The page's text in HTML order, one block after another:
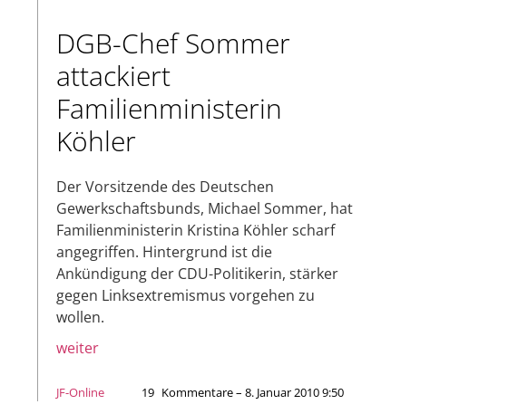
DGB-Chef Sommer
attackiert
Familienministerin
Köhler
Der Vorsitzende des Deutschen
Gewerkschaftsbunds, Michael Sommer, hat
Familienministerin Kristina Köhler scharf
angegriffen. Hintergrund ist die
Ankündigung der CDU-Politikerin, stärker
gegen Linksextremismus vorgehen zu
wollen.
weiter
JF-Online 19 Kommentare – 8. Januar 2010 9:50